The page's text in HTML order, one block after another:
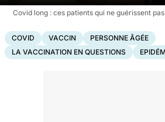
Covid long : ces patients qui ne guérissent
COVID
VACCIN
PERSONNE ÂGÉE
LA VACCINATION EN QUESTIONS